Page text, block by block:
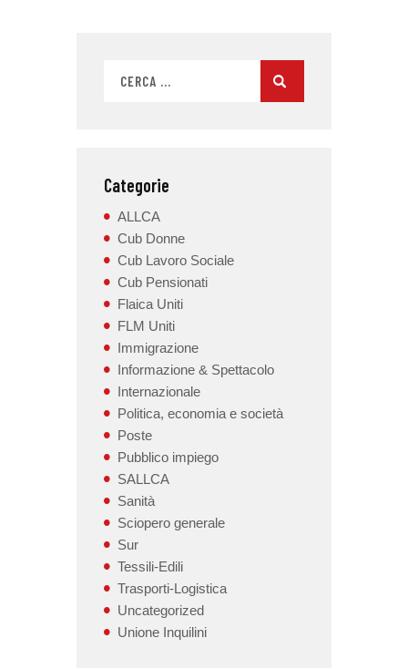
Categorie
ALLCA
Cub Donne
Cub Lavoro Sociale
Cub Pensionati
Flaica Uniti
FLM Uniti
Immigrazione
Informazione & Spettacolo
Internazionale
Politica, economia e società
Poste
Pubblico impiego
SALLCA
Sanità
Sciopero generale
Sur
Tessili-Edili
Trasporti-Logistica
Uncategorized
Unione Inquilini